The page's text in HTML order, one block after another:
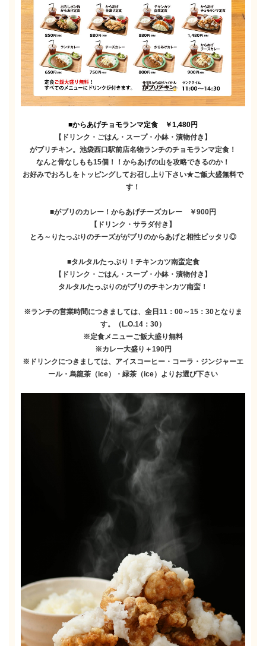
■からあげチョモランマ定食 ￥1,480円
【ドリンク・ごはん・スープ・小鉢・漬物付き】
がブリチキン。池袋西口駅前店名物ランチのチョモランマ定食！
なんと骨なしもも15個！！からあげの山を攻略できるのか！
お好みでおろしをトッピングしてお召し上り下さい★ご飯大盛無料で
す！
■がブリのカレー！からあげチーズカレー ￥900円
【ドリンク・サラダ付き】
とろ～りたっぷりのチーズががブリのからあげと相性ピッタリ◎
■タルタルたっぷり！チキンカツ南蛮定食
【ドリンク・ごはん・スープ・小鉢・漬物付き】
タルタルたっぷりのがブリのチキンカツ南蛮！
※ランチの営業時間につきましては、全日11：00～15：30となりま
す。（L.O.14：30）
※定食メニューご飯大盛り無料
※カレー大盛り＋190円
※ドリンクにつきましては、アイスコーヒー・コーラ・ジンジャーエ
ール・烏龍茶（ice）・緑茶（ice）よりお選び下さい